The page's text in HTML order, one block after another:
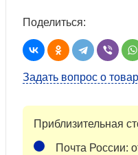
Поделиться:
Задать вопрос о
Приблизительная
Почта России: